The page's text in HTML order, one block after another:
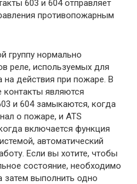
603 и 604 отправляет
противопожарным
группу нормально
реле, используемых для
на действия при пожаре. В
являются
и 604 замыкаются, когда
о пожаре, и АТS
включается функция
автоматический
Если вы хотите, чтобы
состояние, необходимо
затем выполнить одно